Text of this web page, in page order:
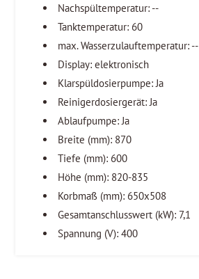
Nachspültemperatur: --
Tanktemperatur: 60
max. Wasserzulauftemperatur: --
Display: elektronisch
Klarspüldosierpumpe: Ja
Reinigerdosiergerät: Ja
Ablaufpumpe: Ja
Breite (mm): 870
Tiefe (mm): 600
Höhe (mm): 820-835
Korbmaß (mm): 650x508
Gesamtanschlusswert (kW): 7,1
Spannung (V): 400